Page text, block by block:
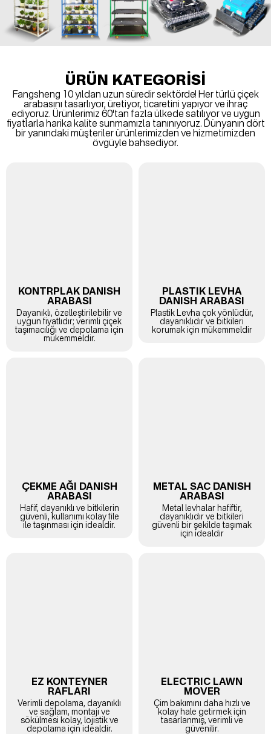
ÜRÜN KATEGORİSİ
Fangsheng 10 yıldan uzun süredir sektörde! Her türlü çiçek
arabasını tasarlıyor, üretiyor, ticaretini yapıyor ve ihraç
ediyoruz. Ürünlerimiz 60'tan fazla ülkede satılıyor ve uygun
fiyatlarla harika kalite sunmamızla tanınıyoruz. Dünyanın dört
bir yanındaki müşteriler ürünlerimizden ve hizmetimizden
övgüyle bahsediyor.
KONTRPLAK DANISH
ARABASI
Dayanıklı, özelleştirilebilir ve
uygun fiyatlıdır; verimli çiçek
taşımacılığı ve depolama için
mükemmeldir.
PLASTIK LEVHA
DANISH ARABASI
Plastik Levha çok yönlüdür,
dayanıklıdır ve bitkileri
korumak için mükemmeldir
ÇEKME AĞI DANISH
ARABASI
Hafif, dayanıklı ve bitkilerin
güvenli, kullanımı kolay file
ile taşınması için idealdir.
METAL SAC DANISH
ARABASI
Metal levhalar hafiftir,
dayanıklıdır ve bitkileri
güvenli bir şekilde taşımak
için idealdir
EZ KONTEYNER
RAFLARI
Verimli depolama, dayanıklı
ve sağlam, montajı ve
sökülmesi kolay, lojistik ve
depolama için idealdir.
ELECTRIC LAWN
MOVER
Çim bakımını daha hızlı ve
kolay hale getirmek için
tasarlanmış, verimli ve
güvenilir.